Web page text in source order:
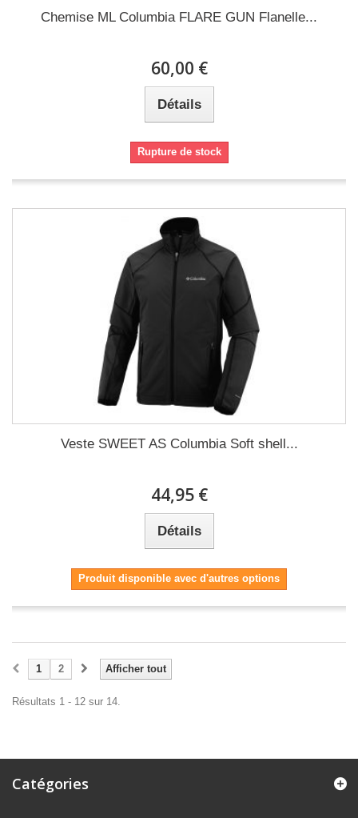
Chemise ML Columbia FLARE GUN Flanelle...
60,00 €
Détails
Rupture de stock
Veste SWEET AS Columbia Soft shell...
44,95 €
Détails
Produit disponible avec d'autres options
Afficher tout
1 2
Résultats 1 - 12 sur 14.
Catégories